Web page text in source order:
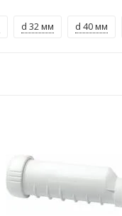
d 32 мм d 40 мм